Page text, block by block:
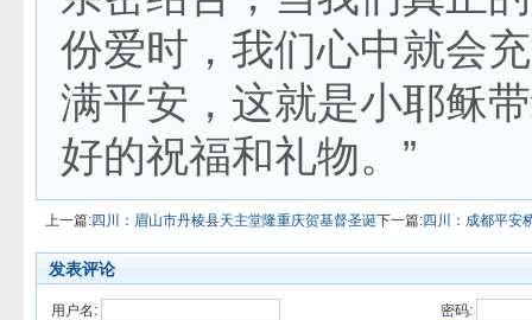
份爱时，我们心中就会
满平安，这就是小耶稣
好的祝福和礼物。”
上一篇:四川：眉山市丹棱县天主堂隆重庆贺基督圣诞下一篇:四川：成都平安
发表评论
用户名:
密码: